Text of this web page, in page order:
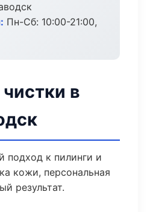
Пн-Сб: 10:00-21:00,
в
подход к пилинги и
кожи, персональная
результат.